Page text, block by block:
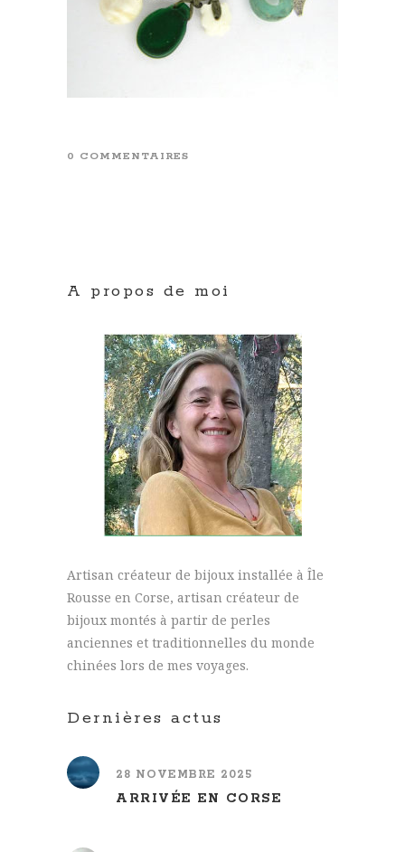
0 COMMENTAIRES
A propos de moi
Artisan créateur de bijoux installée à Île
Rousse en Corse, artisan créateur de
bijoux montés à partir de perles
anciennes et traditionnelles du monde
chinées lors de mes voyages.
Dernières actus
28 NOVEMBRE 2025
ARRIVÉE EN CORSE